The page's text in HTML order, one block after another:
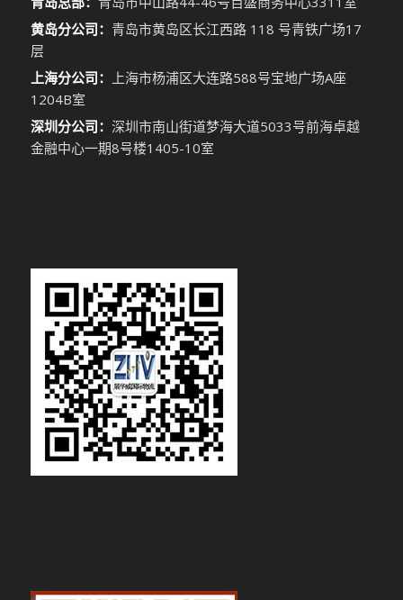
黄岛分公司： 青岛市黄岛区长江西路 118 号青铁广场17
层
上海分公司：
上海市杨浦区大连路588号宝地广场A座
1204B室
深圳分公司： 深圳市南山街道梦海大道5033号前海卓越
金融中心一期8号楼1405-10室